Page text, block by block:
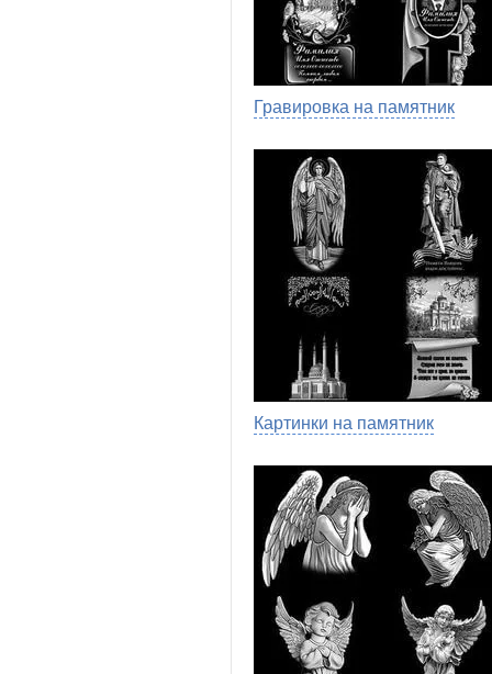
Гравировка на памятник
Картинки на памятник